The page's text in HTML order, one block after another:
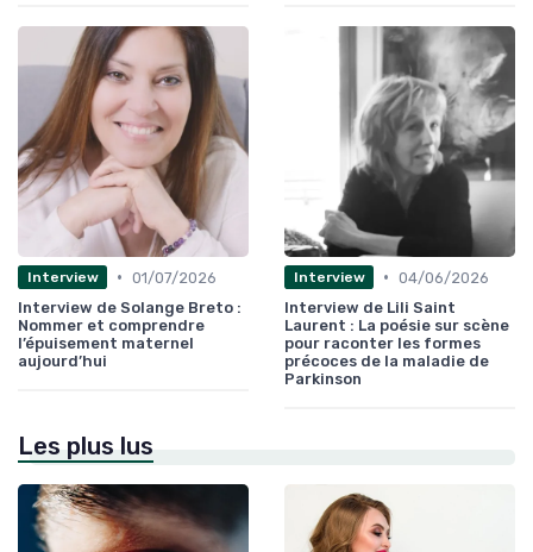
Interview • 01/07/2026
Interview de Solange Breto :
Nommer et comprendre
l’épuisement maternel
aujourd’hui
Interview • 04/06/2026
Interview de Lili Saint
Laurent : La poésie sur scène
pour raconter les formes
précoces de la maladie de
Parkinson
Les plus lus